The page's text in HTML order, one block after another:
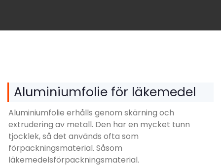
Aluminiumfolie för läkemedel
Aluminiumfolie erhålls genom skärning och
extrudering av metall. Den har en mycket tunn
tjocklek, så det används ofta som
förpackningsmaterial. Såsom
läkemedelsförpackningsmaterial.